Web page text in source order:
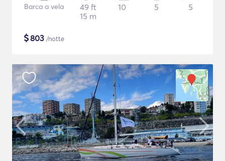
Barca a vela
49 ft
15 m
10 5 5
$803 /notte